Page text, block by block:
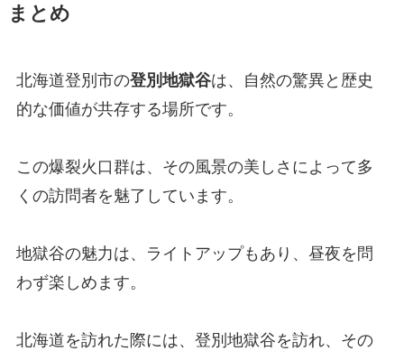
まとめ
北海道登別市の登別地獄谷は、自然の驚異と歴史
的な価値が共存する場所です。
この爆裂火口群は、その風景の美しさによって多
くの訪問者を魅了しています。
地獄谷の魅力は、ライトアップもあり、昼夜を問
わず楽しめます。
北海道を訪れた際には、登別地獄谷を訪れ、その